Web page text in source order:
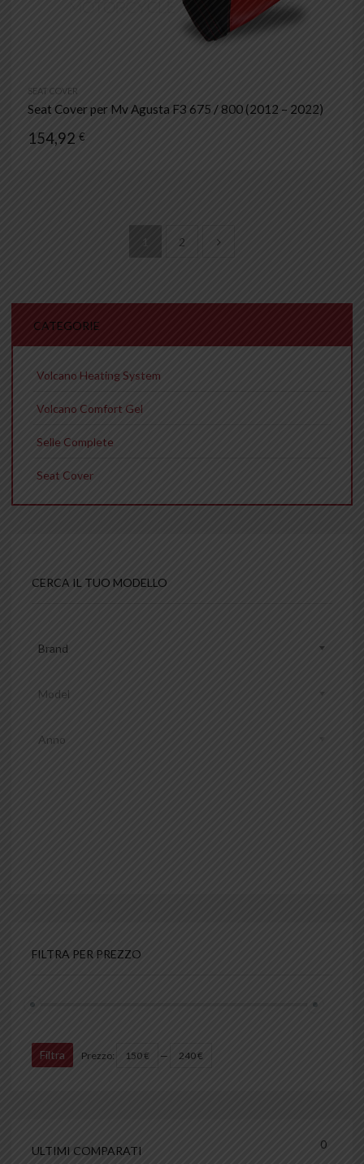
SEAT COVER
Seat Cover per Mv Agusta F3 675 / 800 (2012 – 2022)
154,92 €
1 2
CATEGORIE
Volcano Heating System
Volcano Comfort Gel
Selle Complete
Seat Cover
CERCA IL TUO MODELLO
Brand
Model
Anno
FILTRA PER PREZZO
Filtra Prezzo: 150 € — 240 €
ULTIMI COMPARATI 0